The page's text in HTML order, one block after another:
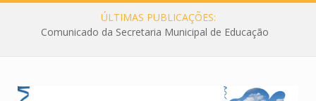
ÚLTIMAS PUBLICAÇÕES:
Comunicado da Secretaria Municipal de Educação